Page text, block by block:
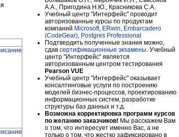
А.А., Пригодина Н.Ю., Красникова С.А.
Учебный центр "Интерфейс" проводит
авторизованные курсы по продуктам
компаний Microsoft, ERwin Embarcadero
(CodeGear) Postgres Professional
Подтвердить полученные знания можно,
сдав сертификационные экзамены . Учебный
центр "Интерфейс" является
авторизованным центром тестирования
Pearson VUE
Учебный центр "Интерфейс" оказывает
консалтинговые услуги по построению
моделей бизнес-процессов, проектированию
информационных систем, разработке
структуры баз данных и т.д.
Возможна корректировка программ курсов
по желанию заказчиков! Мы расскажем Вам
о том, что интересует именно Вас, а не
только о том, что жестко зафиксировано в